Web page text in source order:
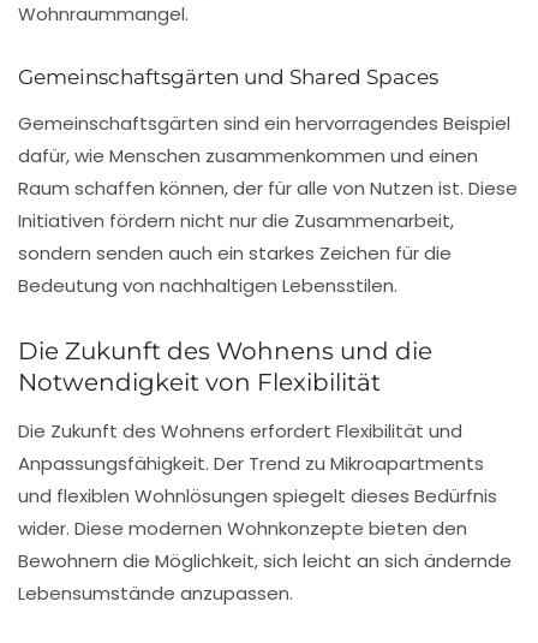
Wohnraummangel.
Gemeinschaftsgärten und Shared Spaces
Gemeinschaftsgärten sind ein hervorragendes Beispiel
dafür, wie Menschen zusammenkommen und einen
Raum schaffen können, der für alle von Nutzen ist. Diese
Initiativen fördern nicht nur die Zusammenarbeit,
sondern senden auch ein starkes Zeichen für die
Bedeutung von nachhaltigen Lebensstilen.
Die Zukunft des Wohnens und die
Notwendigkeit von Flexibilität
Die Zukunft des Wohnens erfordert Flexibilität und
Anpassungsfähigkeit. Der Trend zu Mikroapartments
und flexiblen Wohnlösungen spiegelt dieses Bedürfnis
wider. Diese modernen Wohnkonzepte bieten den
Bewohnern die Möglichkeit, sich leicht an sich ändernde
Lebensumstände anzupassen.